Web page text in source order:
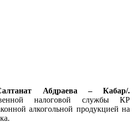
Абдраева – Кабар/.
налоговой службы КР
алкогольной продукцией на